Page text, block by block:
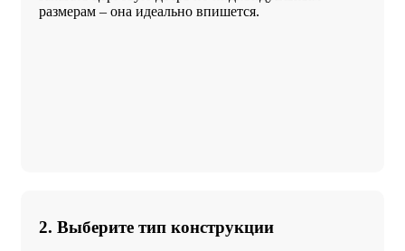
размерам – она идеально впишется.
2. Выберите тип конструкции